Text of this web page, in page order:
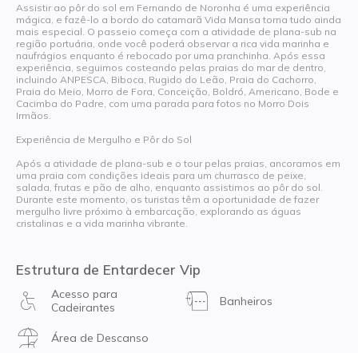
Assistir ao pôr do sol em Fernando de Noronha é uma experiência
mágica, e fazê-lo a bordo do catamarã Vida Mansa torna tudo ainda
mais especial. O passeio começa com a atividade de plana-sub na
região portuária, onde você poderá observar a rica vida marinha e
naufrágios enquanto é rebocado por uma pranchinha. Após essa
experiência, seguimos costeando pelas praias do mar de dentro,
incluindo ANPESCA, Biboca, Rugido do Leão, Praia do Cachorro,
Praia do Meio, Morro de Fora, Conceição, Boldró, Americano, Bode e
Cacimba do Padre, com uma parada para fotos no Morro Dois
Irmãos.
Experiência de Mergulho e Pôr do Sol
Após a atividade de plana-sub e o tour pelas praias, ancoramos em
uma praia com condições ideais para um churrasco de peixe,
salada, frutas e pão de alho, enquanto assistimos ao pôr do sol.
Durante este momento, os turistas têm a oportunidade de fazer
mergulho livre próximo à embarcação, explorando as águas
cristalinas e a vida marinha vibrante.
Estrutura de Entardecer Vip
Acesso para
Cadeirantes
Banheiros
Área de Descanso